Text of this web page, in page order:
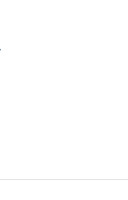
CASH Lonen)
2025